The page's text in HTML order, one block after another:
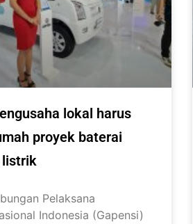
lokal harus
proyek baterai
listrik
Pelaksana
Indonesia (Gapensi)